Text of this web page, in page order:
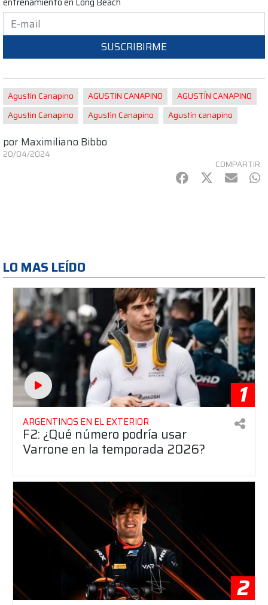
SUSCRIBIRME
Agustín Canapino AGUSTIN CANAPINO
AGUSTÍN CANAPINO
Agustin Canapino
Agustìn Canapino Agustín canapino
por Maximiliano Bibbo
20/04/2024
COMPARTIR
Facebook
Twitter
mail
LO MAS LEÍDO
1
ARGENTINOS EN EL EXTERIOR
F2: ¿Qué número podría usar
Varrone en la temporada 2026?
2